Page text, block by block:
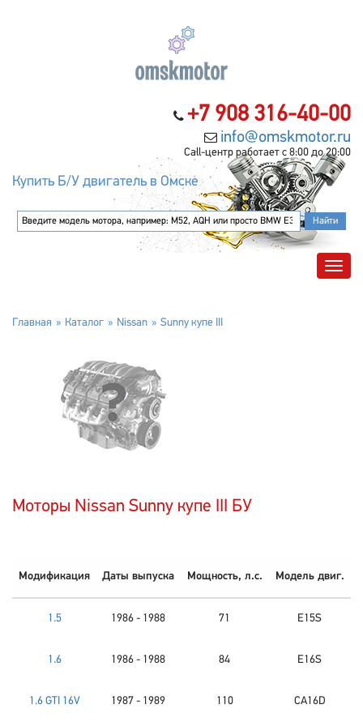
+7 908 316-40-00
info@omskmotor.ru
Call-центр работает с 8:00 до 20:00
Купить Б/У двигатель в Омске
Главная Каталог Nissan Sunny купе III
Моторы Nissan Sunny купе III БУ
Модификация Даты выпуска Мощность, л.с. Модель двиг.
1.5 1986 - 1988 71 E15S
1.6 1986 - 1988 84 E16S
1.6 GTI 16V 1987 - 1989 110 CA16D